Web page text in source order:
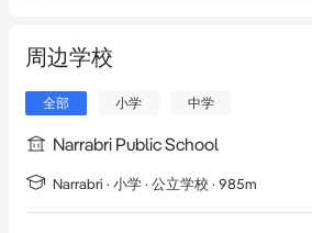
周边学校
全部 小学 中学
Narrabri Public School
Narrabri · 小学 · 公立学校 · 985m